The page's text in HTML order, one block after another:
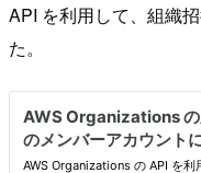
API を利用して、組織
た。